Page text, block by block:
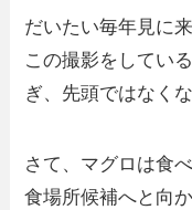
だいたい毎年見に
この撮影をしてい
ぎ、先頭ではなく
さて、マグロは食
食場所候補へと向